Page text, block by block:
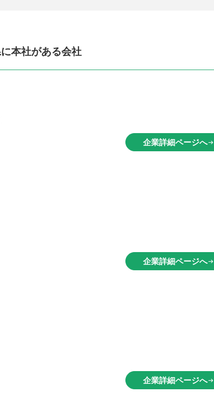
本社がある会社
企業詳細ページへarrow_right_alt
企業詳細ページへarrow_right_alt
企業詳細ページへarrow_right_alt